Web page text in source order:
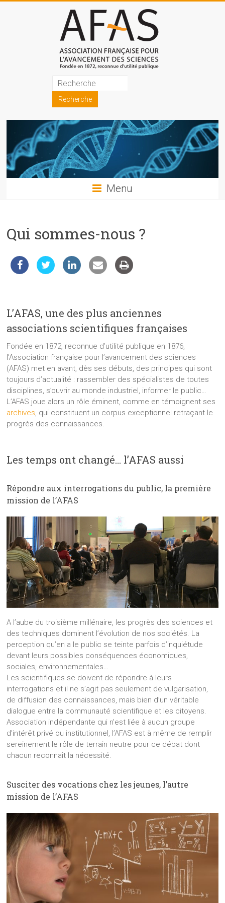
Association
française
pour
l'avancement
des
sciences
les
et
les
public
Menu
Qui sommes-nous ?
L’AFAS, une des plus anciennes
associations scientifiques françaises
Fondée en 1872, reconnue d’utilité publique en 1876,
l’Association française pour l’avancement des sciences
(AFAS) met en avant, dès ses débuts, des principes qui sont
toujours d’actualité : rassembler des spécialistes de toutes
disciplines, s’ouvrir au monde industriel, informer le public…
L’AFAS joue alors un rôle éminent, comme en témoignent ses
archives , qui constituent un corpus exceptionnel retraçant le
progrès des connaissances.
Les temps ont changé… l’AFAS aussi
Répondre aux interrogations du public, la première
mission de l’AFAS
A l’aube du troisième millénaire, les progrès des sciences et
des techniques dominent l’évolution de nos sociétés. La
perception qu’en a le public se teinte parfois d’inquiétude
devant leurs possibles conséquences économiques,
sociales, environnementales…
Les scientifiques se doivent de répondre à leurs
interrogations et il ne s’agit pas seulement de vulgarisation,
de diffusion des connaissances, mais bien d’un véritable
dialogue entre la communauté scientifique et les citoyens.
Association indépendante qui n’est liée à aucun groupe
d’intérêt privé ou institutionnel, l’AFAS est à même de remplir
sereinement le rôle de terrain neutre pour ce débat dont
chacun reconnaît la nécessité.
Susciter des vocations chez les jeunes, l’autre
mission de l’AFAS